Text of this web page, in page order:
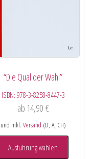
“Die Qual der Wahl”
ISBN: 978-3-8258-8447-3
ab 14,90 €
und inkl. Versand (D, A, CH)
Ausführung wählen